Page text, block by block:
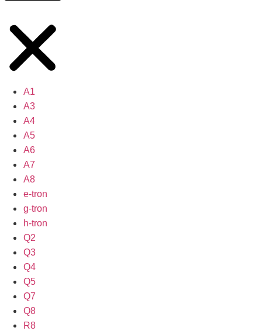
A1
A3
A4
A5
A6
A7
A8
e-tron
g-tron
h-tron
Q2
Q3
Q4
Q5
Q7
Q8
R8